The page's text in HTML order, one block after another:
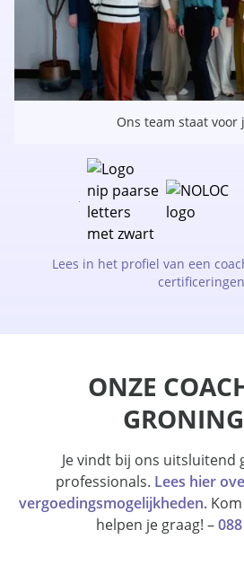
Ons team staat voor
Lees in het profiel van een
certificeringen
ONZE
Je vindt bij ons uitsluitend
professionals. Lees hier
vergoedingsmogelijkheden.
helpen je graag! –